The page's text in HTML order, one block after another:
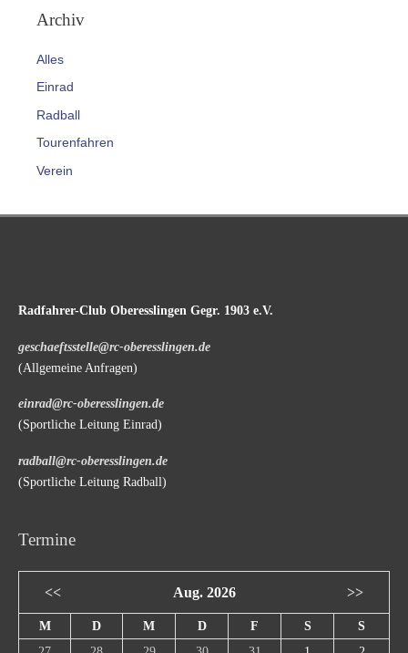
Archiv
Alles
Einrad
Radball
Tourenfahren
Verein
Radfahrer-Club Oberesslingen Gegr. 1903 e.V.
geschaeftsstelle@rc-oberesslingen.de
(Allgemeine Anfragen)
einrad@rc-oberesslingen.de
(Sportliche Leitung Einrad)
radball@rc-oberesslingen.de
(Sportliche Leitung Radball)
Termine
<< Aug. 2026 >>
M D M D F S
S